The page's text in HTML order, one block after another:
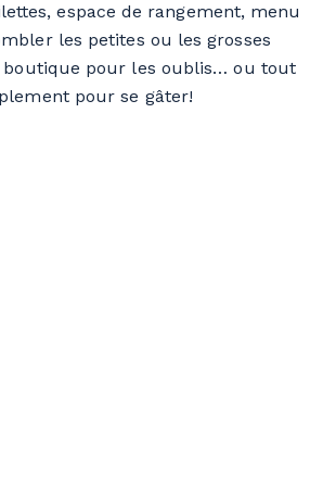
espace de rangement, menu
les petites ou les grosses
boutique pour les oublis… ou tout
pour se gâter!